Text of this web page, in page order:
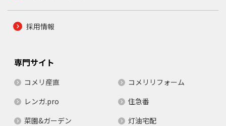
採用情報
専門サイト
コメリ産直
コメリリフォーム
レンガ.pro
住急番
菜園&ガーデン
灯油宅配